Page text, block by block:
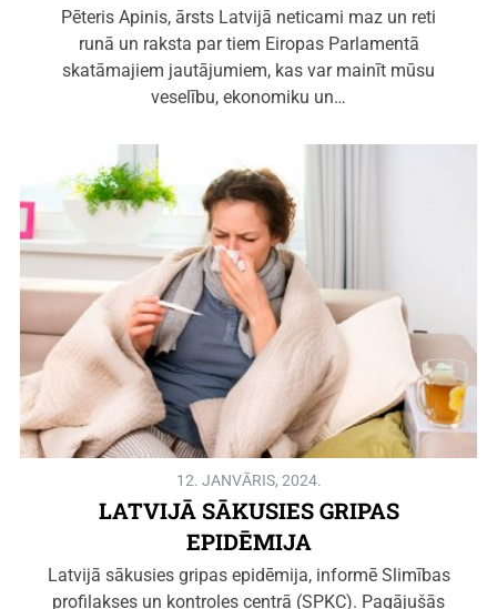
Pēteris Apinis, ārsts Latvijā neticami maz un reti
runā un raksta par tiem Eiropas Parlamentā
skatāmajiem jautājumiem, kas var mainīt mūsu
veselību, ekonomiku un…
12. JANVĀRIS, 2024.
LATVIJĀ SĀKUSIES GRIPAS
EPIDĒMIJA
Latvijā sākusies gripas epidēmija, informē Slimības
profilakses un kontroles centrā (SPKC). Pagājušās